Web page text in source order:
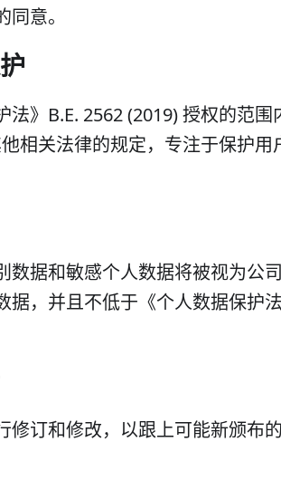
意。
法》B.E. 2562 (2019) 授权的范
相关法律的规定，专注于保护
数据和敏感个人数据将被视为公
据，并且不低于《个人数据保护
修订和修改，以跟上可能新颁布